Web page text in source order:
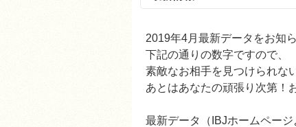
2019年4月最新データをお知
下記の通りの数字ですので、
素敵なお相手を見つけられな
あとはあなたの頑張り次第！
最新データ（IBJホームページ